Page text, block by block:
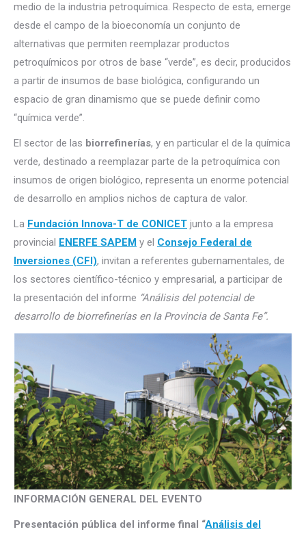
medio de la industria petroquímica. Respecto de esta, emerge
desde el campo de la bioeconomía un conjunto de
alternativas que permiten reemplazar productos
petroquímicos por otros de base “verde”, es decir, producidos
a partir de insumos de base biológica, configurando un
espacio de gran dinamismo que se puede definir como
“química verde”.
El sector de las biorrefinerías, y en particular el de la química
verde, destinado a reemplazar parte de la petroquímica con
insumos de origen biológico, representa un enorme potencial
de desarrollo en amplios nichos de captura de valor.
La Fundación Innova-T de CONICET junto a la empresa
provincial ENERFE SAPEM y el Consejo Federal de
Inversiones (CFI), invitan a referentes gubernamentales, de
los sectores científico-técnico y empresarial, a participar de
la presentación del informe “Análisis del potencial de
desarrollo de biorrefinerías en la Provincia de Santa Fe”.
INFORMACIÓN GENERAL DEL EVENTO
Presentación pública del informe final “Análisis del